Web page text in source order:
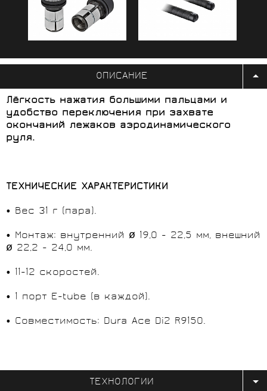
ОПИСАНИЕ
Лёгкость нажатия большими пальцами и
удобство переключения при захвате
окончаний лежаков аэродинамического
руля.
ТЕХНИЧЕСКИЕ ХАРАКТЕРИСТИКИ
• Вес 31 г (пара).
• Монтаж: внутренний ø 19,0 - 22,5 мм, внешний
ø 22,2 - 24,0 мм.
• 11-12 скоростей.
• 1 порт E-tube (в каждой).
• Совместимость: Dura Ace Di2 R9150.
ТЕХНОЛОГИИ